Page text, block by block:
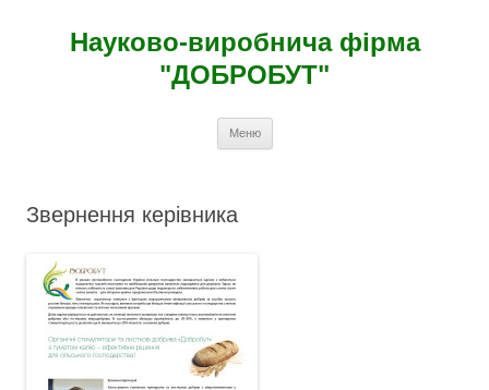
Науково-виробнича фірма
"ДОБРОБУТ"
Меню
Звернення керівника